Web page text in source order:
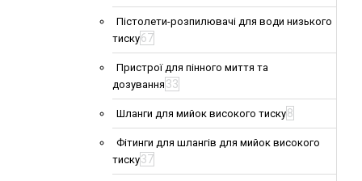
Пістолети-розпилювачі для води низького
тиску67
Пристрої для пінного миття та
дозування 33
Шланги для мийок високого тиску8
Фітинги для шлангів для мийок високого
тиску37